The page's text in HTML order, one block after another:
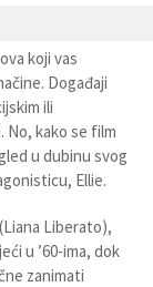
koji vas
Događaji
ili
No, kako se film
u dubinu svog
Ellie.
Liberato),
u ’60-ima, dok
zanimati